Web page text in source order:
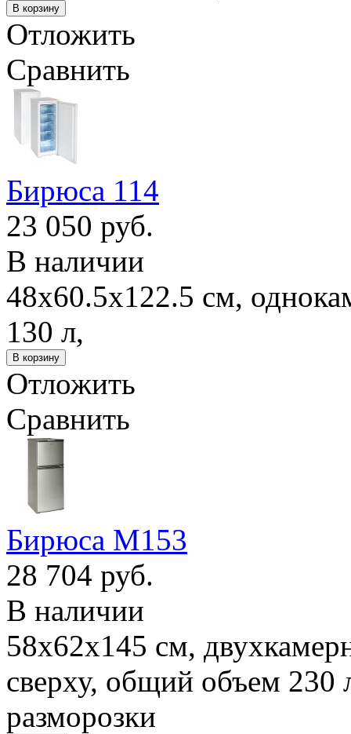
Отложить
Сравнить
Бирюса 114
23 050 руб.
В наличии
48x60.5x122.5 см,
130 л,
Отложить
Сравнить
Бирюса M153
28 704 руб.
В наличии
58x62x145 см,
сверху, общий объем 230
разморозки